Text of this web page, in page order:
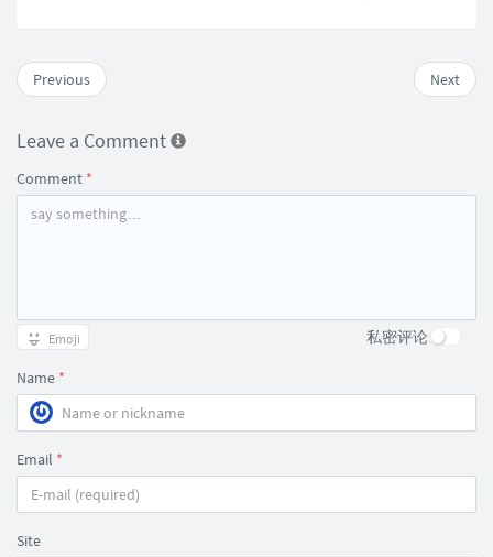
Next
Previous
Leave a Comment
Comment *
Emoji 私密评论
Name *
Email *
Site